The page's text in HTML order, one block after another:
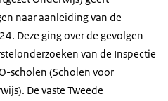
naar aanleiding van de
Deze ging over de gevolgen
van de Inspectie
scholen (Scholen voor
De vaste Tweede